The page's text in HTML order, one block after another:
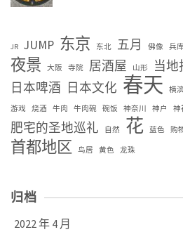
JR JUMP 东京 东北 五月 佛像 兵库
夜景 大阪 寺院 居酒屋 山形 当地
日本啤酒 日本文化 春天 横滨
游戏 烧酒 牛肉 牛肉碗 碗饭 神奈川 神户 神
肥宅的圣地巡礼 自然 花 蓝色 购
首都地区 鸟居 黄色 龙珠
归档
2022 年 4 月